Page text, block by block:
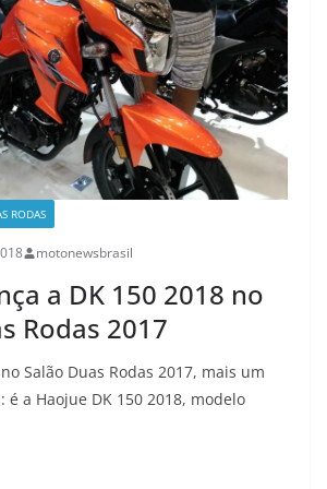
RODAS
motonewsbrasil
a DK 150 2018 no
Rodas 2017
Salão Duas Rodas 2017, mais um
é a Haojue DK 150 2018, modelo